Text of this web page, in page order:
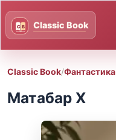
Classic Book/Фантастика
Матабар X